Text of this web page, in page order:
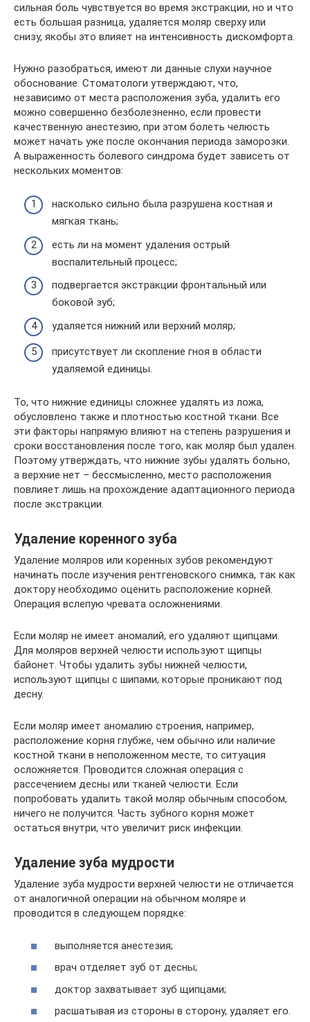
сильная боль чувствуется во время экстракции, но и что
есть большая разница, удаляется моляр сверху или
снизу, якобы это влияет на интенсивность дискомфорта.
Нужно разобраться, имеют ли данные слухи научное
обоснование. Стоматологи утверждают, что,
независимо от места расположения зуба, удалить его
можно совершенно безболезненно, если провести
качественную анестезию, при этом болеть челюсть
может начать уже после окончания периода заморозки.
А выраженность болевого синдрома будет зависеть от
нескольких моментов:
насколько сильно была разрушена костная и
мягкая ткань;
есть ли на момент удаления острый
воспалительный процесс;
подвергается экстракции фронтальный или
боковой зуб;
удаляется нижний или верхний моляр;
присутствует ли скопление гноя в области
удаляемой единицы.
То, что нижние единицы сложнее удалять из ложа,
обусловлено также и плотностью костной ткани. Все
эти факторы напрямую влияют на степень разрушения и
сроки восстановления после того, как моляр был удален.
Поэтому утверждать, что нижние зубы удалять больно,
а верхние нет – бессмысленно, место расположения
повлияет лишь на прохождение адаптационного периода
после экстракции.
Удаление коренного зуба
Удаление моляров или коренных зубов рекомендуют
начинать после изучения рентгеновского снимка, так как
доктору необходимо оценить расположение корней.
Операция вслепую чревата осложнениями.
Если моляр не имеет аномалий, его удаляют щипцами.
Для моляров верхней челюсти используют щипцы
байонет. Чтобы удалить зубы нижней челюсти,
используют щипцы с шипами, которые проникают под
десну.
Если моляр имеет аномалию строения, например,
расположение корня глубже, чем обычно или наличие
костной ткани в неположенном месте, то ситуация
осложняется. Проводится сложная операция с
рассечением десны или тканей челюсти. Если
попробовать удалить такой моляр обычным способом,
ничего не получится. Часть зубного корня может
остаться внутри, что увеличит риск инфекции.
Удаление зуба мудрости
Удаление зуба мудрости верхней челюсти не отличается
от аналогичной операции на обычном моляре и
проводится в следующем порядке:
выполняется анестезия;
врач отделяет зуб от десны;
доктор захватывает зуб щипцами;
расшатывая из стороны в сторону, удаляет его.